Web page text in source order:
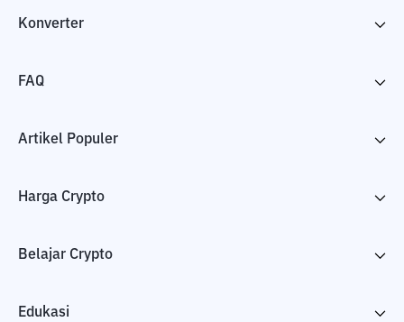
Konverter
FAQ
Artikel Populer
Harga Crypto
Belajar Crypto
Edukasi